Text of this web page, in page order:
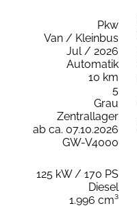
Pkw
Van / Kleinbus
Jul / 2026
Automatik
10 km
5
Grau
Zentrallager
ab ca. 07.10.2026
GW-V4000
125 kW / 170 PS
Diesel
1.996 cm³